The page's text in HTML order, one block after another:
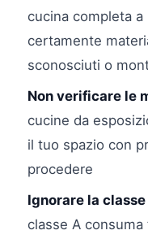
cucina completa a
certamente
sconosciuti o
Non verificare le
cucine da
il tuo spazio con
procedere
Ignorare la
classe A